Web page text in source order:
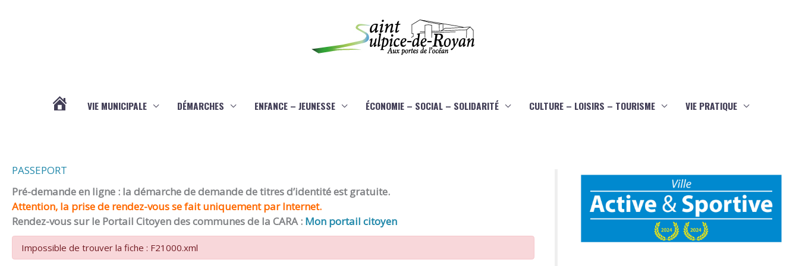
VIE MUNICIPALE DÉMARCHES ENFANCE – JEUNESSE ÉCONOMIE – SOCIAL – SOLIDARITÉ CULTURE – LOISIRS – TOURISME VIE PRATIQUE
PASSEPORT
Pré-demande en ligne : la démarche de demande de titres d’identité est gratuite.
Attention, la prise de rendez-vous se fait uniquement par Internet.
Rendez-vous sur le Portail Citoyen des communes de la CARA : Mon portail citoyen
Impossible de trouver la fiche : F21000.xml